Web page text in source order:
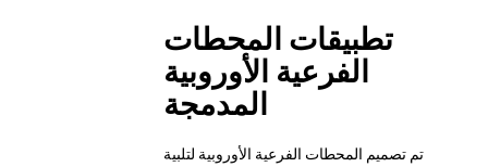
تطبيقات المحطات
الفرعية الأوروبية
المدمجة
تم تصميم المحطات الفرعية الأوروبية لتلبية